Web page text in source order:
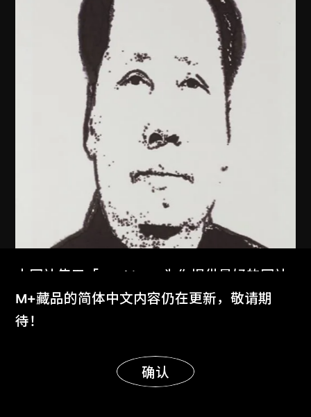
本网站使用「Cookies」为你提供最好的网站
体验。
了解更多
明白
M+藏品的简体中文内容仍在更新，敬请期
待！
确认
显示更多